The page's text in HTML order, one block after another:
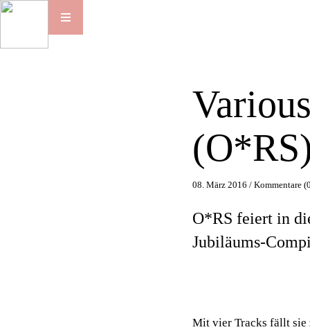
08. März 2016 /Kommentare
O*RS feiert in
Jubiläums-
Mit vier Tracks fällt sie